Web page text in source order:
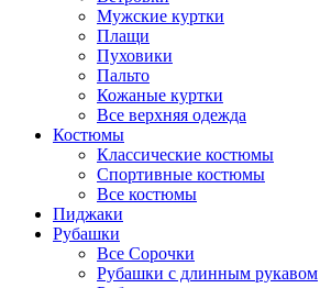
Мужские куртки
Плащи
Пуховики
Пальто
Кожаные куртки
Все верхняя одежда
Костюмы
Классические костюмы
Спортивные костюмы
Все костюмы
Пиджаки
Рубашки
Все Сорочки
Рубашки с длинным рукавом